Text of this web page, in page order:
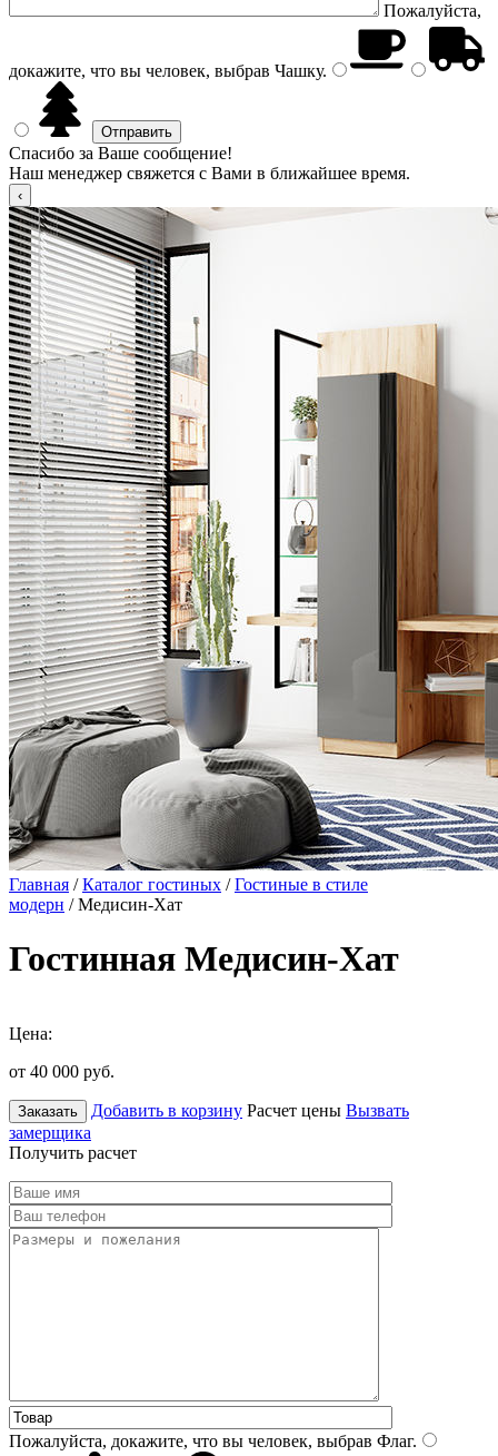
Пожалуйста,
докажите, что вы человек, выбрав Чашку.
Спасибо за Ваше сообщение!
Наш менеджер свяжется с Вами в ближайшее время.
Главная /Каталог гостиных /Гостиные в стиле
модерн / Медисин-Хат
Гостинная Медисин-Хат
Цена:
от 40 000 руб.
Заказать Добавить в корзину Расчет цены Вызвать
замерщика
Получить расчет
Пожалуйста, докажите, что вы человек, выбрав Флаг.